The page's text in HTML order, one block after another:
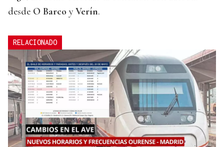
desde O Barco yVerín.
RELACIONADO